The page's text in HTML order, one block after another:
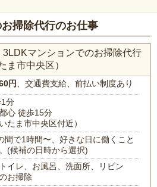
掃除代行のお仕事
マンションでのお掃除代行
ま市中央区）
円、交通費支給、前払い制度あり
分
心 徒歩15分
たま市中央区付近）
間で1時間〜、好きな日に働くこと
(候補の日時から選択)
イレ、お風呂、洗面所、リビン
お掃除